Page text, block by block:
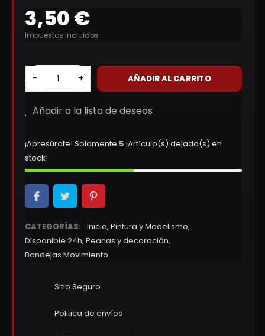
3,50 €
Impuestos incluidos
- + AÑADIR AL CARRITO
Añadir a la lista de deseos
¡Apresúrate! Solamente 5 ¡Artículo(s) dejado(s) en
stock!
CATEGORÍAS: Inicio, Pintura y Modelismo,
Disponible 24h, Peanas y decoración,
Bandejas Movimiento
Sitio Seguro
Politica de envíos